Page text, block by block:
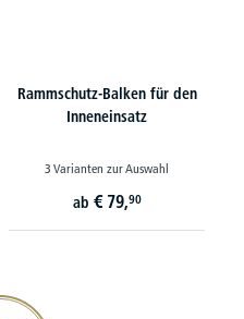
Rammschutz-Balken für den
Inneneinsatz
3 Varianten zur Auswahl
ab € 79,90
sichern